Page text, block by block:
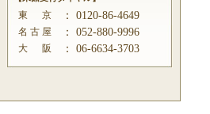
東 京 ： 0120-86-4649
名 古 屋 ： 052-880-9996
大 阪 ： 06-6634-3703